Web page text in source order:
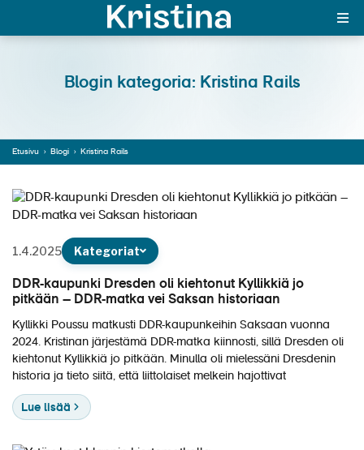
Äkkilähdöt
Kohteet
Matkatyypit
Matkakalenteri
Laivat
Hyvä tietää
Blogin kategoria: Kristina Rails
Etusivu › Blogi › Kristina Rails
1.4.2025 Kategoriat
DDR-kaupunki Dresden oli kiehtonut Kyllikkiä jo
pitkään – DDR-matka vei Saksan historiaan
Kyllikki Poussu matkusti DDR-kaupunkeihin Saksaan vuonna
2024. Kristinan järjestämä DDR-matka kiinnosti, sillä Dresden oli
kiehtonut Kyllikkiä jo pitkään. Minulla oli mielessäni Dresdenin
historia ja tieto siitä, että liittolaiset melkein hajottivat
Lue lisää